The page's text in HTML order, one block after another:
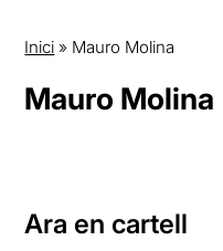
Inici » Mauro Molina
Mauro Molina
Ara en cartell